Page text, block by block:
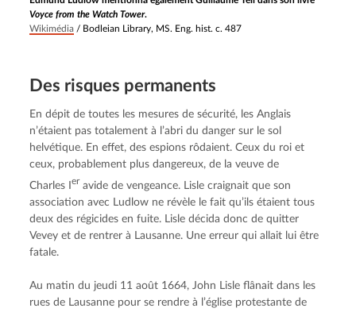
Voyce from the Watch Tower.
Wikimédia / Bodleian Library, MS. Eng. hist. c. 487
Des risques permanents
En dépit de toutes les mesures de sécurité, les Anglais
n’étaient pas totalement à l’abri du danger sur le sol
helvétique. En effet, des espions rôdaient. Ceux du roi et
ceux, probablement plus dangereux, de la veuve de
Charles Ier avide de vengeance. Lisle craignait que son
association avec Ludlow ne révèle le fait qu’ils étaient tous
deux des régicides en fuite. Lisle décida donc de quitter
Vevey et de rentrer à Lausanne. Une erreur qui allait lui être
fatale.
Au matin du jeudi 11 août 1664, John Lisle flânait dans les
rues de Lausanne pour se rendre à l’église protestante de